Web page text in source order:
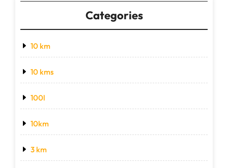
Categories
10 km
10 kms
100l
10km
3 km